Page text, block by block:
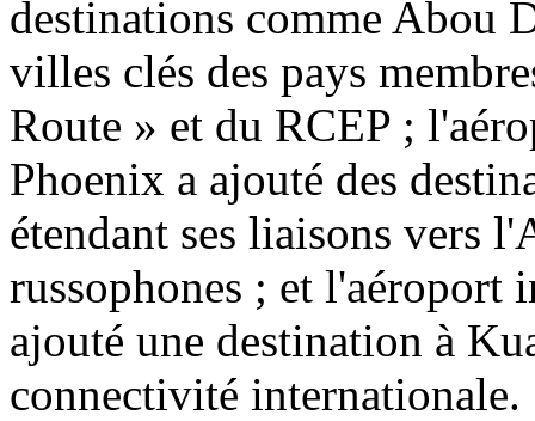
destinations comme Abou
villes clés des pays
Route » et du RCEP ;
Phoenix a ajouté des
étendant ses liaisons vers
russophones ; et l'aéroport
ajouté une destination à
connectivité internationale.